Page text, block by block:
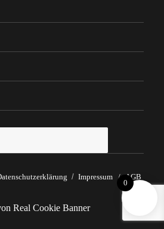
Impressum / AGB
0
Real Cookie Banner